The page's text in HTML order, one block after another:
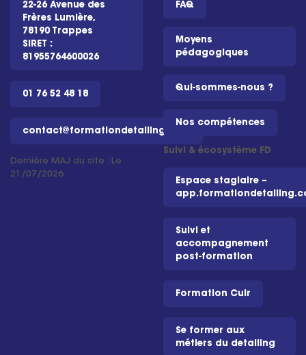
22-26 Avenue des
Frères Lumière,
78190 Trappes
SIRET :
81955764600026
01 76 52 48 18
contact@formationdetailing.com
Dernière MAJ du site : Le
21/07/2026
FAQ
Moyens
pédagogiques
Qui-sommes-nous ?
Nos compétences
Suivi & écosystème FD
Espace stagiaire –
Suivi et
accompagnement
post-formation
Formation Cuir
Se former aux
métiers du detailing